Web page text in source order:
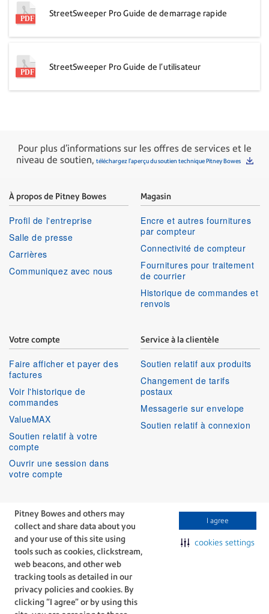
Pitney Bowes and others may
collect and share data about you
and your use of this site using
tools such as cookies, clickstream,
web beacons, and other web
tracking tools as detailed in our
privacy policies and cookies. By
clicking “I agree” or by using this
I agree
cookies settings
StreetSweeper Pro Guide de demarrage rapide
StreetSweeper Pro Guide de l'utilisateur
Pour plus d'informations sur les offres de services et le
niveau de soutien, téléchargez l'aperçu du soutien technique Pitney Bowes
À propos de Pitney Bowes
Profil de l'entreprise
Salle de presse
Carrières
Communiquez avec nous
Magasin
Encre et autres fournitures
par compteur
Connectivité de compteur
Fournitures pour traitement
de courrier
Historique de commandes et
renvois
Votre compte
Faire afficher et payer des
factures
Voir l'historique de
commandes
ValueMAX
Soutien relatif à votre
compte
Ouvrir une session dans
votre compte
Service à la clientèle
Soutien relatif aux produits
Changement de tarifs
postaux
Messagerie sur envelope
Soutien relatif à connexion
Services aux entreprises
Services techniques
Services professionnels
Suivez-nous
Facebook
LinkedinTwitter